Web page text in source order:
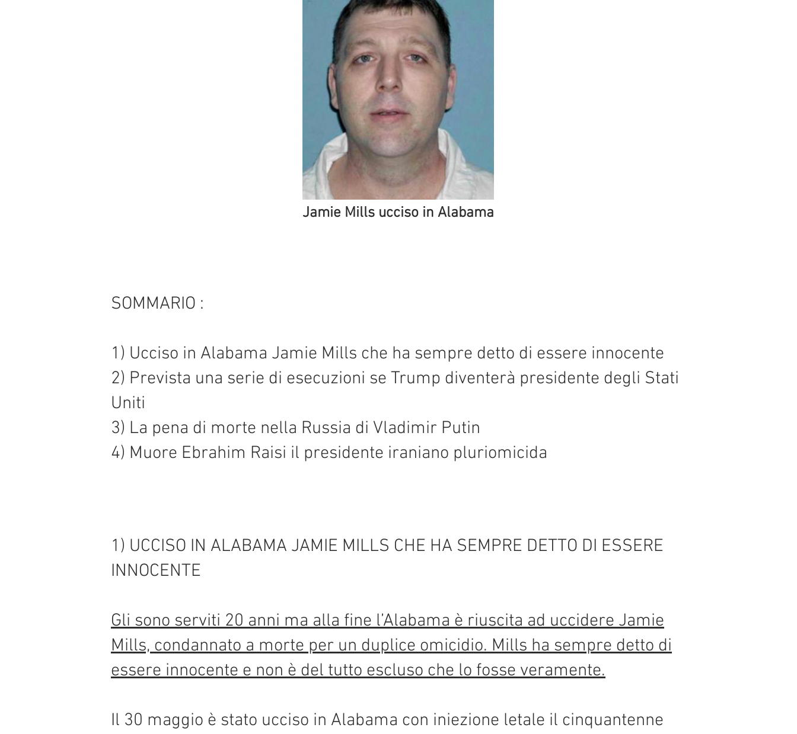
Jamie Mills ucciso in Alabama
SOMMARIO :
1) Ucciso in Alabama Jamie Mills che ha sempre detto di essere innocente
2) Prevista una serie di esecuzioni se Trump diventerà presidente degli Stati
Uniti
3) La pena di morte nella Russia di Vladimir Putin
4) Muore Ebrahim Raisi il presidente iraniano pluriomicida
1) UCCISO IN ALABAMA JAMIE MILLS CHE HA SEMPRE DETTO DI ESSERE
INNOCENTE
Gli sono serviti 20 anni ma alla fine l’Alabama è riuscita ad uccidere Jamie
Mills, condannato a morte per un duplice omicidio. Mills ha sempre detto di
essere innocente e non è del tutto escluso che lo fosse veramente.
Il 30 maggio è stato ucciso in Alabama con iniezione letale il cinquantenne